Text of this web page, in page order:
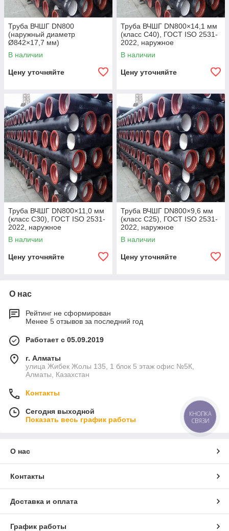
Труба ВЧШГ DN800
(наружный диаметр
Ø842×17,7 мм)
В наличии
Цену уточняйте
Труба ВЧШГ DN800×14,1 мм
(класс C40), ГОСТ ISO 2531-
2022, наружное
полиуретановое покрытие,
внутреннее цементно-
В наличии
Цену уточняйте
Труба ВЧШГ DN800×11,0 мм
(класс C30), ГОСТ ISO 2531-
2022, наружное
полиуретановое покрытие,
внутреннее цементно-
В наличии
Цену уточняйте
Труба ВЧШГ DN800×9,6 мм
(класс C25), ГОСТ ISO 2531-
2022, наружное
полиуретановое покрытие,
внутреннее цементно-
В наличии
Цену уточняйте
О нас
Рейтинг не сформирован
Менее 5 отзывов за последний год
Работает с 05.09.2019
г. Алматы
улица Жибек Жолы 135, 1 блок 5 этаж офис №5К,
Алматы, Казахстан
Контакты
Сегодня выходной
Показать весь график работы
О нас
Контакты
Доставка и оплата
График работы
КНОПКА
СВЯЗИ